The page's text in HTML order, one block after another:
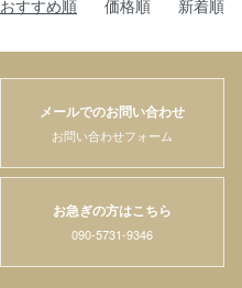
おすすめ順 価格順 新着順
メールでのお問い合わせ
お問い合わせフォーム
お急ぎの方はこちら
090-5731-9346